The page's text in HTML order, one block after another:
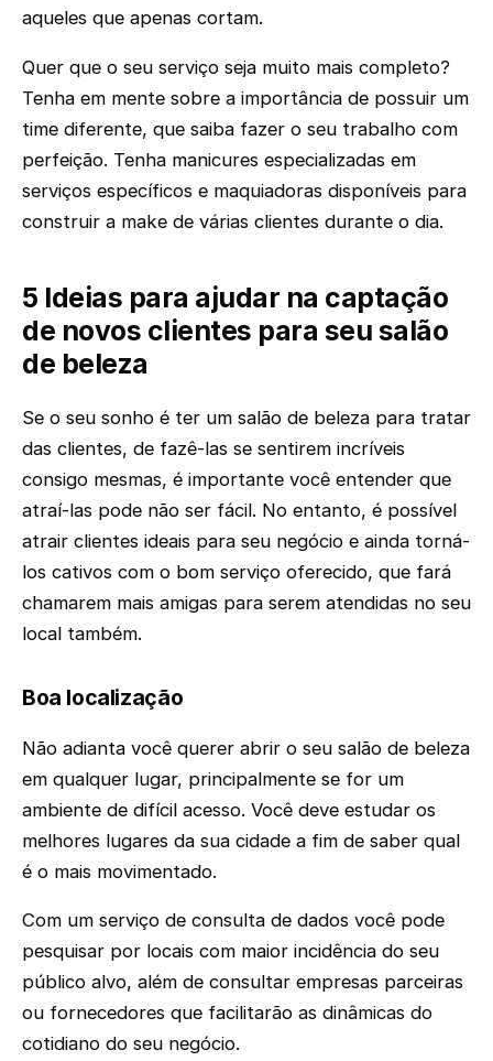
aqueles que apenas cortam.
Quer que o seu serviço seja muito mais completo?
Tenha em mente sobre a importância de possuir um
time diferente, que saiba fazer o seu trabalho com
perfeição. Tenha manicures especializadas em
serviços específicos e maquiadoras disponíveis para
construir a make de várias clientes durante o dia.
5 Ideias para ajudar na captação
de novos clientes para seu salão
de beleza
Se o seu sonho é ter um salão de beleza para tratar
das clientes, de fazê-las se sentirem incríveis
consigo mesmas, é importante você entender que
atraí-las pode não ser fácil. No entanto, é possível
atrair clientes ideais para seu negócio e ainda torná-
los cativos com o bom serviço oferecido, que fará
chamarem mais amigas para serem atendidas no seu
local também.
Boa localização
Não adianta você querer abrir o seu salão de beleza
em qualquer lugar, principalmente se for um
ambiente de difícil acesso. Você deve estudar os
melhores lugares da sua cidade a fim de saber qual
é o mais movimentado.
Com um serviço de consulta de dados você pode
pesquisar por locais com maior incidência do seu
público alvo, além de consultar empresas parceiras
ou fornecedores que facilitarão as dinâmicas do
cotidiano do seu negócio.